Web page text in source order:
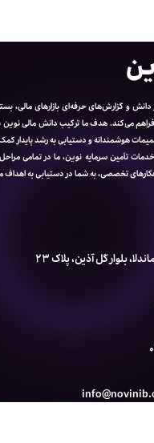
و گزارش‌های حرفه‌ای بازارهای مالی،
می‌کند. هدف ما ترکیب دانش مالی نوین
هوشمندانه و دستیابی به رشد پایدار
تأمین سرمایه نوین، ما در تمامی
تخصصی، به شما در دستیابی به اهداف
بلوار گل آذین، پلاک 23